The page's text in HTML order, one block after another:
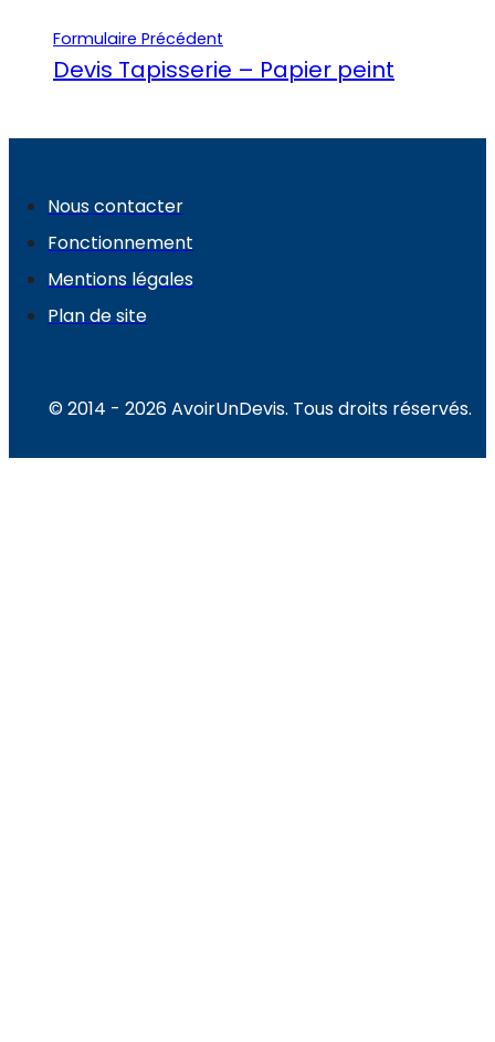
Formulaire Précédent
Devis Tapisserie – Papier peint
Nous contacter
Fonctionnement
Mentions légales
Plan de site
© 2014 - 2026 AvoirUnDevis. Tous droits réservés.